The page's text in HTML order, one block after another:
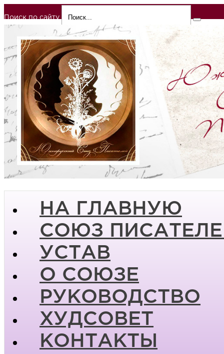
Поиск по сайту
НА ГЛАВНУЮ
СОЮЗ
УСТАВ
О СОЮЗЕ
РУКОВОДСТВО
ХУДСОВЕТ
КОНТАКТЫ